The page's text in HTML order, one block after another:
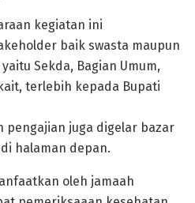
kegiatan ini
baik swasta maupun
Sekda, Bagian Umum,
terlebih kepada Bupati
pengajian juga digelar bazar
halaman depan.
oleh jamaah